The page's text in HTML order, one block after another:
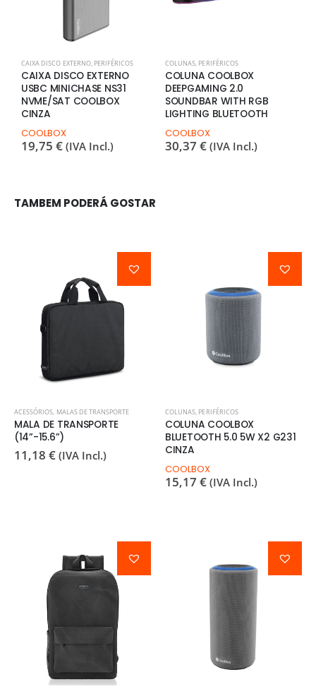
CAIXA DISCO EXTERNO, PERIFÉRICOS
CAIXA DISCO EXTERNO
USBC MINICHASE NS31
NVME/SAT COOLBOX
CINZA
COOLBOX
19,75 € (IVA Incl.)
COLUNAS, PERIFÉRICOS
COLUNA COOLBOX
DEEPGAMING 2.0
SOUNDBAR WITH RGB
LIGHTING BLUETOOTH
COOLBOX
30,37 € (IVA Incl.)
TAMBEM PODERÁ GOSTAR
ACESSÓRIOS, MALAS DE TRANSPORTE
MALA DE TRANSPORTE
(14”-15.6”)
11,18 € (IVA Incl.)
COLUNAS, PERIFÉRICOS
COLUNA COOLBOX
BLUETOOTH 5.0 5W X2 G231
CINZA
COOLBOX
15,17 € (IVA Incl.)